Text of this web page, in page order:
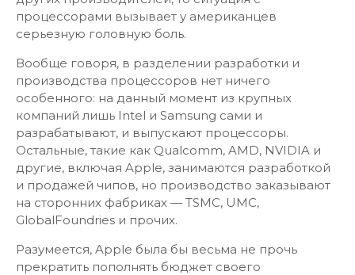
процессорами вызывает у американцев
серьезную головную боль.
Вообще говоря, в разделении разработки и
производства процессоров нет ничего
особенного: на данный момент из крупных
компаний лишь Intel и Samsung сами и
разрабатывают, и выпускают процессоры.
Остальные, такие как Qualcomm, AMD, NVIDIA и
другие, включая Apple, занимаются разработкой
и продажей чипов, но производство заказывают
на сторонних фабриках — TSMC, UMC,
GlobalFoundries и прочих.
Разумеется, Apple была бы весьма не прочь
прекратить пополнять бюджет своего